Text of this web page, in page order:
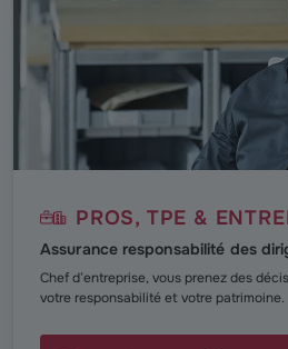
PROS, TPE &
Assurance responsabilité des
Chef d’entreprise, vous prenez des
votre responsabilité et votre patrimoine.